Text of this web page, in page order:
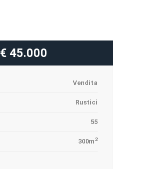
€ 45.000
Vendita
Rustici
55
300m2